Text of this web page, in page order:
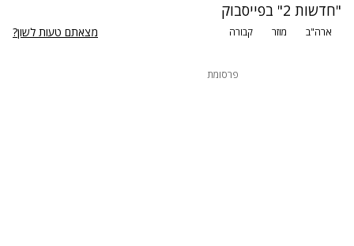
"חדשות 2" בפייסבוק
ארה"ב מוזר קבורה מצאתם טעות לשון?
פרסומת